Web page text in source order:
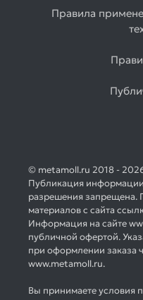
Правила
© metamoll.ru 2018 -
Публикация
разрешения запрещена.
материалов с сайта
Информация на сайте
публичной офертой.
при оформлении заказа
www.metamoll.ru.
Вы принимаете условия